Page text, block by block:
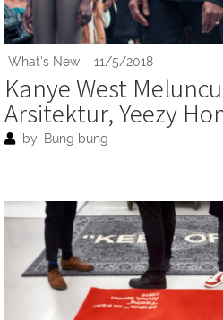
What's New 11/5/2018
Kanye West
Arsitektur, Yeezy
by: Bung bung